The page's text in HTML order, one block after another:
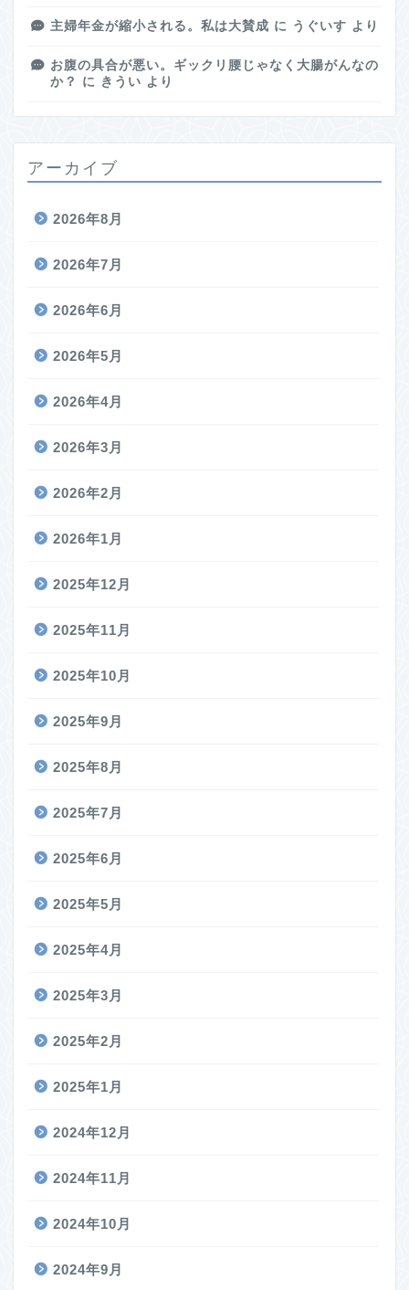
主婦年金が縮小される。私は大賛成 に うぐいす より
お腹の具合が悪い。ギックリ腰じゃなく大腸がんなの
か？
に きうい より
アーカイブ
2026年8月
2026年7月
2026年6月
2026年5月
2026年4月
2026年3月
2026年2月
2026年1月
2025年12月
2025年11月
2025年10月
2025年9月
2025年8月
2025年7月
2025年6月
2025年5月
2025年4月
2025年3月
2025年2月
2025年1月
2024年12月
2024年11月
2024年10月
2024年9月